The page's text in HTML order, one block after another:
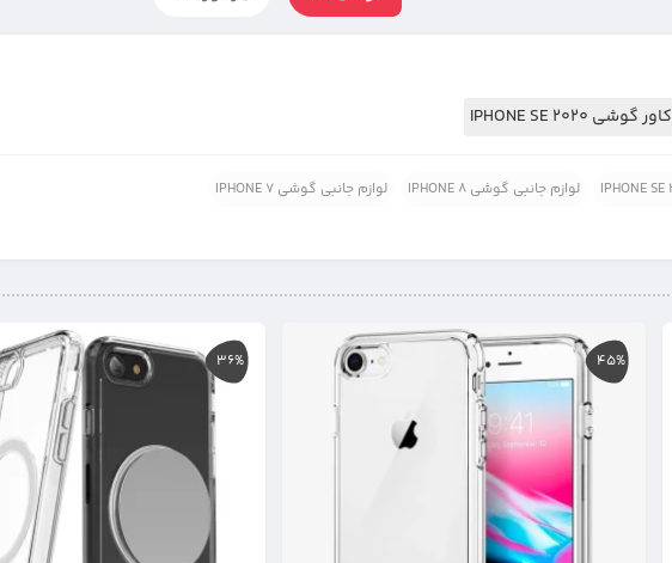
کاور گوشی IPHONE SE 2020
لوازم جانبی گوشی IPHONE 8 لوازم جانبی گوشی IPHONE 7
45%
36%